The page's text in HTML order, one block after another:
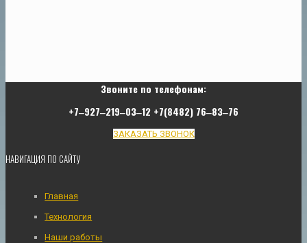
Звоните по телефонам:
+7‒927‒219‒03‒12 +7(8482) 76‒83‒76
ЗАКАЗАТЬ ЗВОНОК
НАВИГАЦИЯ ПО САЙТУ
Главная
Технология
Наши работы